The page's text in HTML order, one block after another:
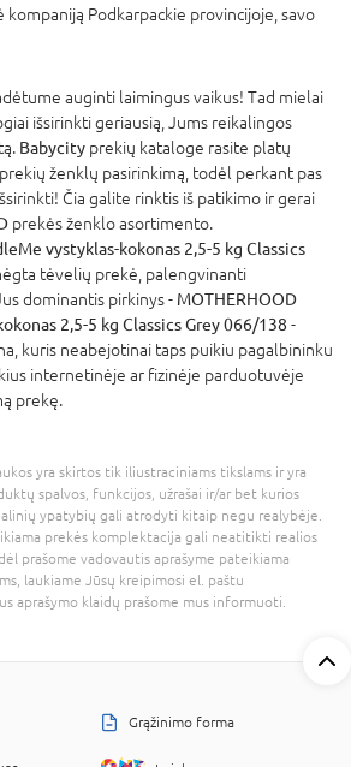
kompaniją Podkarpackie provincijoje, savo
auginti laimingus vaikus! Tad mielai
išsirinkti geriausią, Jums reikalingos
Babycity prekių kataloge rasite platų
ženklų pasirinkimą, todėl perkant pas
Čia galite rinktis iš patikimo ir gerai
prekės ženklo asortimento.
vystyklas-kokonas 2,5-5 kg Classics
tėvelių prekė, palengvinanti
dominantis pirkinys - MOTHERHOOD
2,5-5 kg Classics Grey 066/138 -
kuris neabejotinai taps puikiu pagalbininku
internetinėje ar fizinėje parduotuvėje
prekę.
yra skirtos tik iliustraciniams tikslams ir yra
spalvos, funkcijos, užrašai ir/ar bet kurios
ypatybių gali atrodyti kitaip negu realybėje.
prekės komplektacija gali neatitikti realios
prašome vadovautis aprašyme pateikiama
laukiame Jūsų kreipimosi el. paštu
aprašymo klaidų prašome mus informuoti.
Grąžinimo forma